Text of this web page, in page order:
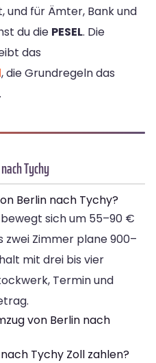
und für Ämter, Bank und
du die PESEL. Die
das
, die Grundregeln das
.
Tychy
Berlin nach Tychy?
sich um 55–90 €
zwei Zimmer plane 900–
mit drei bis vier
Termin und
von Berlin nach
Tychy Zoll zahlen?